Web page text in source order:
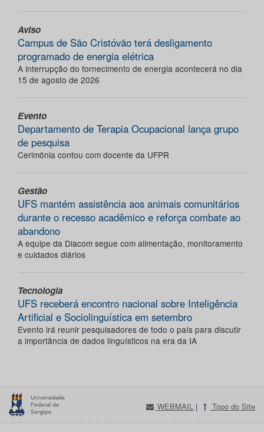
Aviso
Campus de São Cristóvão terá desligamento
programado de energia elétrica
A interrupção do fornecimento de energia acontecerá no dia
15 de agosto de 2026
Evento
Departamento de Terapia Ocupacional lança grupo
de pesquisa
Cerimônia contou com docente da UFPR
Gestão
UFS mantém assistência aos animais comunitários
durante o recesso acadêmico e reforça combate ao
abandono
A equipe da Diacom segue com alimentação, monitoramento
e cuidados diários
Tecnologia
UFS receberá encontro nacional sobre Inteligência
Artificial e Sociolinguística em setembro
Evento irá reunir pesquisadores de todo o país para discutir
a importância de dados linguísticos na era da IA
WEBMAIL | Topo do Site